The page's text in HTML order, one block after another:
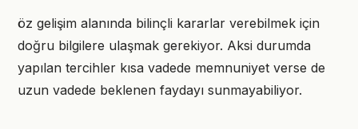
öz gelişim alanında bilinçli kararlar verebilmek için
doğru bilgilere ulaşmak gerekiyor. Aksi durumda
yapılan tercihler kısa vadede memnuniyet verse de
uzun vadede beklenen faydayı sunmayabiliyor.